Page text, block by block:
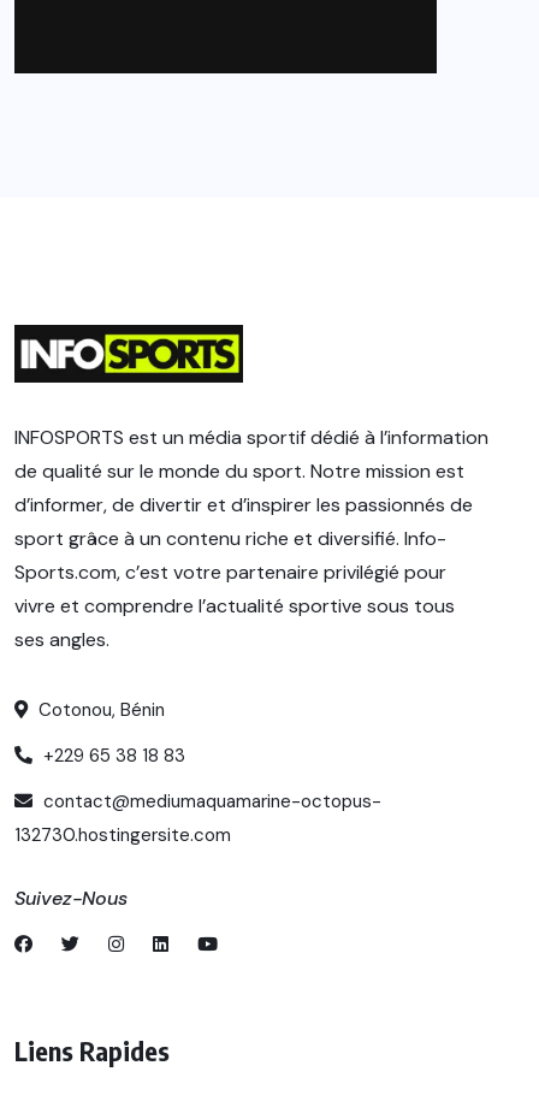
INFOSPORTS est un média sportif dédié à l’information
de qualité sur le monde du sport. Notre mission est
d’informer, de divertir et d’inspirer les passionnés de
sport grâce à un contenu riche et diversifié. Info-
Sports.com, c’est votre partenaire privilégié pour
vivre et comprendre l’actualité sportive sous tous
ses angles.
Cotonou, Bénin
+229 65 38 18 83
contact@mediumaquamarine-octopus-
132730.hostingersite.com
Suivez-Nous
Liens Rapides